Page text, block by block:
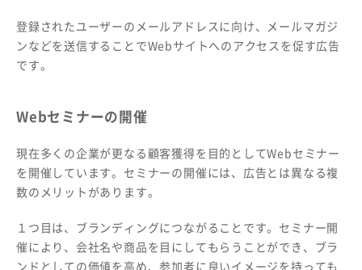
登録されたユーザーのメールアドレスに向け、メールマガジ
ンなどを送信することでWebサイトへのアクセスを促す広告
です。
Webセミナーの開催
現在多くの企業が更なる顧客獲得を目的としてWebセミナー
を開催しています。セミナーの開催には、広告とは異なる複
数のメリットがあります。
１つ目は、ブランディングにつながることです。セミナー開
催により、会社名や商品を目にしてもらうことができ、ブラ
ンドとしての価値を高め、参加者に良いイメージを持っても